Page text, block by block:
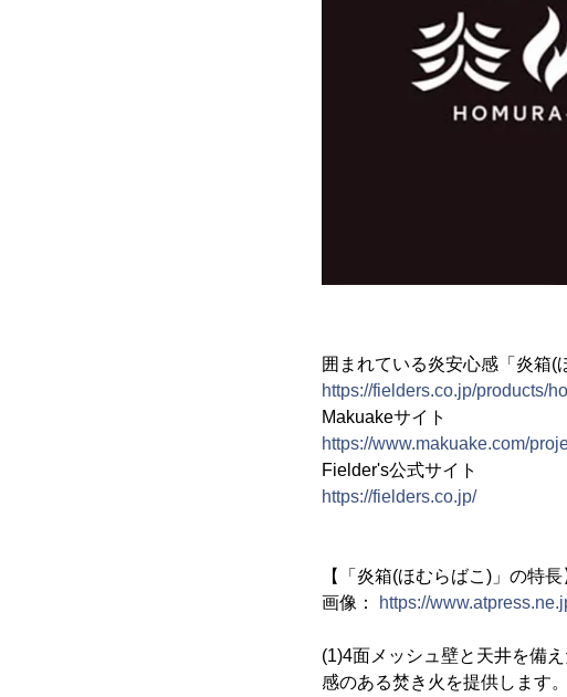
囲まれている炎安心感「炎箱(
https://fielders.co.jp/products/
Makuakeサイト
https://www.makuake.com/
Fielder's公式サイト
https://fielders.co.jp/
【「炎箱(ほむらばこ)」の特長
画像：
https://
(1)4面メッシュ壁と天井を備
感のある焚き火を提供します